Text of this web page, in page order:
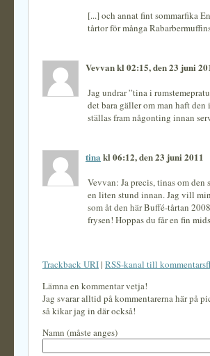
[...] och annat fint sommarfika
tårtor för många
Vevvan kl 02:15, den 23 juni
Jag undrar ”tina i
det bara gäller om man haft
ställas fram någonting innan
tina kl 06:12, den 23 juni 2011
Vevvan: Ja precis, tinas om
en liten stund innan. Jag vill
som åt den här Buffé-tårtan
frysen! Hoppas du får en fin
Trackback URI| RSS-kanal till
Lämna en kommentar vetja!
Jag svarar alltid på kommentarerna här på
så kikar jag in där också!
Namn (måste anges)